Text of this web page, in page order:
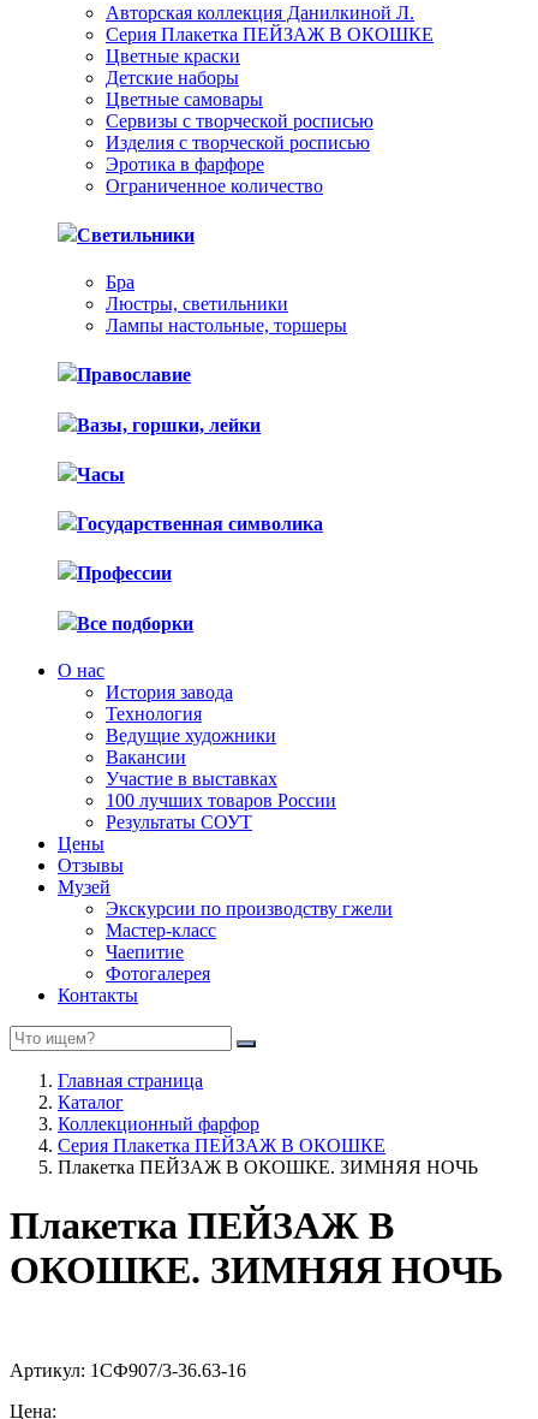
Авторская коллекция Данилкиной Л.
Серия Плакетка ПЕЙЗАЖ В ОКОШКЕ
Цветные краски
Детские наборы
Цветные самовары
Сервизы с творческой росписью
Изделия с творческой росписью
Эротика в фарфоре
Ограниченное количество
Светильники
Бра
Люстры, светильники
Лампы настольные, торшеры
Православие
Вазы, горшки, лейки
Часы
Государственная символика
Профессии
Все подборки
О нас
История завода
Технология
Ведущие художники
Вакансии
Участие в выставках
100 лучших товаров России
Результаты СОУТ
Цены
Отзывы
Музей
Экскурсии по производству гжели
Мастер-класс
Чаепитие
Фотогалерея
Контакты
Главная страница
Каталог
Коллекционный фарфор
Серия Плакетка ПЕЙЗАЖ В ОКОШКЕ
Плакетка ПЕЙЗАЖ В ОКОШКЕ. ЗИМНЯЯ НОЧЬ
Плакетка ПЕЙЗАЖ В
ОКОШКЕ. ЗИМНЯЯ НОЧЬ
Артикул: 1СФ907/3-36.63-16
Цена: